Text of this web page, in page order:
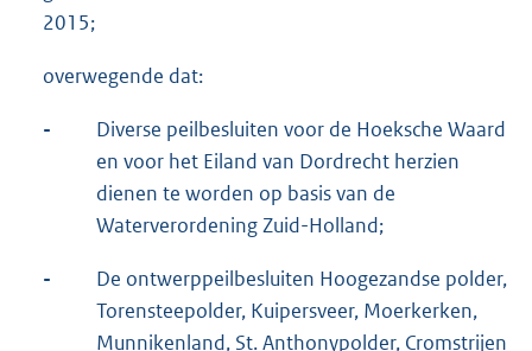
2015;
overwegende dat:
-
Diverse peilbesluiten voor de Hoeksche Waard
en voor het Eiland van Dordrecht herzien
dienen te worden op basis van de
Waterverordening Zuid-Holland;
-
De ontwerppeilbesluiten Hoogezandse polder,
Torensteepolder, Kuipersveer, Moerkerken,
Munnikenland, St. Anthonypolder, Cromstrijen